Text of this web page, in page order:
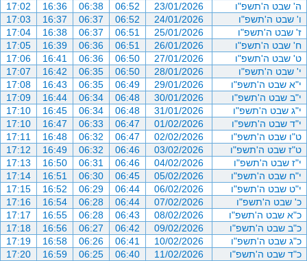
ה' שבט ה'תשפ"ו
23/01/2026
06:52
06:38
16:36
17:02
ו' שבט ה'תשפ"ו
24/01/2026
06:52
06:37
16:37
17:03
ז' שבט ה'תשפ"ו
25/01/2026
06:51
06:37
16:38
17:04
ח' שבט ה'תשפ"ו
26/01/2026
06:51
06:36
16:39
17:05
ט' שבט ה'תשפ"ו
27/01/2026
06:50
06:36
16:41
17:06
י' שבט ה'תשפ"ו
28/01/2026
06:50
06:35
16:42
17:07
י"א שבט ה'תשפ"ו
29/01/2026
06:49
06:35
16:43
17:08
י"ב שבט ה'תשפ"ו
30/01/2026
06:48
06:34
16:44
17:09
י"ג שבט ה'תשפ"ו
31/01/2026
06:48
06:34
16:45
17:10
י"ד שבט ה'תשפ"ו
01/02/2026
06:47
06:33
16:47
17:10
ט"ו שבט ה'תשפ"ו
02/02/2026
06:47
06:32
16:48
17:11
ט"ז שבט ה'תשפ"ו
03/02/2026
06:46
06:32
16:49
17:12
י"ז שבט ה'תשפ"ו
04/02/2026
06:46
06:31
16:50
17:13
י"ח שבט ה'תשפ"ו
05/02/2026
06:45
06:30
16:51
17:14
י"ט שבט ה'תשפ"ו
06/02/2026
06:44
06:29
16:52
17:15
כ' שבט ה'תשפ"ו
07/02/2026
06:44
06:28
16:54
17:16
כ"א שבט ה'תשפ"ו
08/02/2026
06:43
06:28
16:55
17:17
כ"ב שבט ה'תשפ"ו
09/02/2026
06:42
06:27
16:56
17:18
כ"ג שבט ה'תשפ"ו
10/02/2026
06:41
06:26
16:58
17:19
כ"ד שבט ה'תשפ"ו
11/02/2026
06:40
06:25
16:59
17:20